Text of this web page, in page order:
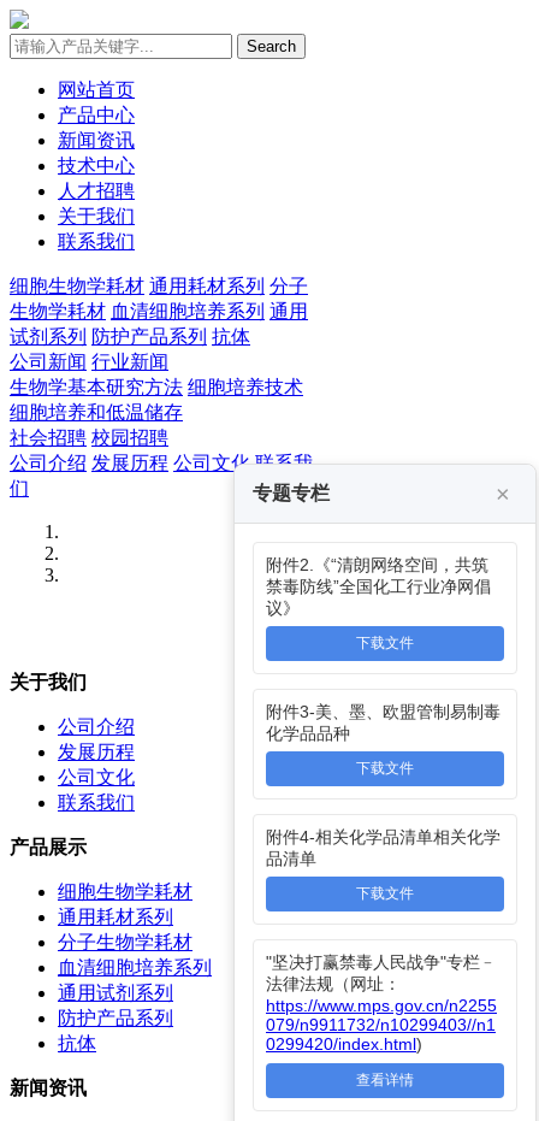
Search
网站首页
产品中心
新闻资讯
技术中心
人才招聘
关于我们
联系我们
细胞生物学耗材 通用耗材系列 分子
生物学耗材 血清细胞培养系列 通用
试剂系列 防护产品系列 抗体
公司新闻 行业新闻
生物学基本研究方法 细胞培养技术
细胞培养和低温储存
社会招聘 校园招聘
公司介绍 发展历程 公司文化 联系我
们
专题专栏 ×
附件2.《“清朗网络空间，共筑
禁毒防线”全国化工行业净网倡
议》
下载文件
附件3-美、墨、欧盟管制易制毒
化学品品种
下载文件
附件4-相关化学品清单相关化学
品清单
下载文件
"坚决打赢禁毒人民战争"专栏﹣
法律法规（网址：
https://www.mps.gov.cn/n2255
079/n9911732/n10299403//n1
0299420/index.html)
查看详情
关于我们
公司介绍
发展历程
公司文化
联系我们
产品展示
细胞生物学耗材
通用耗材系列
分子生物学耗材
血清细胞培养系列
通用试剂系列
防护产品系列
抗体
新闻资讯